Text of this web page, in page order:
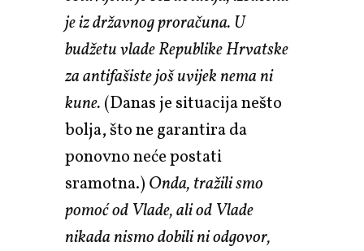
je iz državnog proračuna. U
budžetu vlade Republike Hrvatske
za antifašiste još uvijek nema ni
kune. (Danas je situacija nešto
bolja, što ne garantira da
ponovno neće postati
sramotna.) Onda, tražili smo
pomoć od Vlade, ali od Vlade
nikada nismo dobili ni odgovor,